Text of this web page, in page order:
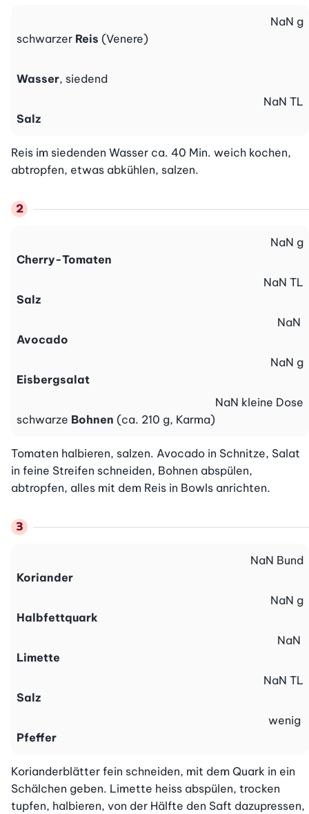
schwarzer Reis (Venere)
NaN g
Wasser, siedend
Salz
NaN TL
Reis im siedenden Wasser ca. 40 Min. weich kochen,
abtropfen, etwas abkühlen, salzen.
Cherry-Tomaten
NaN g
Salz
NaN TL
Avocado
NaN
Eisbergsalat
NaN g
schwarze Bohnen (ca. 210 g, Karma)
NaN kleine Dose
Tomaten halbieren, salzen. Avocado in Schnitze, Salat
in feine Streifen schneiden, Bohnen abspülen,
abtropfen, alles mit dem Reis in Bowls anrichten.
Koriander
NaN Bund
Halbfettquark
NaN g
Limette
NaN
Salz
NaN TL
Pfeffer
wenig
Korianderblätter fein schneiden, mit dem Quark in ein
Schälchen geben. Limette heiss abspülen, trocken
tupfen, halbieren, von der Hälfte den Saft dazupressen,